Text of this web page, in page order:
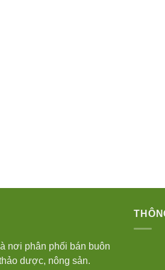
nơi phân phối bán buôn
dược, nông sản.